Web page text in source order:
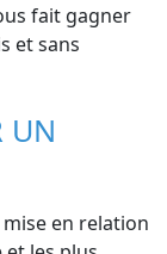
fait gagner
et sans
UN
en relation